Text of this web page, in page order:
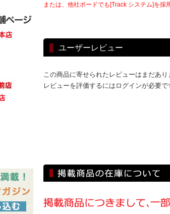
または、他社ボードでも[Track システム]を採
ユーザーレビュー
この商品に寄せられたレビューはまだあり
レビューを評価するにはログインが必要で